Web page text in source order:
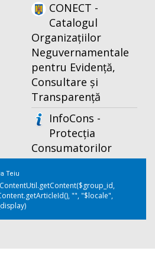
CONECT -
Catalogul
Organizațiilor
Neguvernamentale
pentru Evidență,
Consultare și
Transparență
InfoCons -
Protecția
Consumatorilor
Teiu
"", "$locale",